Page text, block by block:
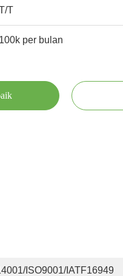
T
100k per bulan
ISO9001/IATF16949